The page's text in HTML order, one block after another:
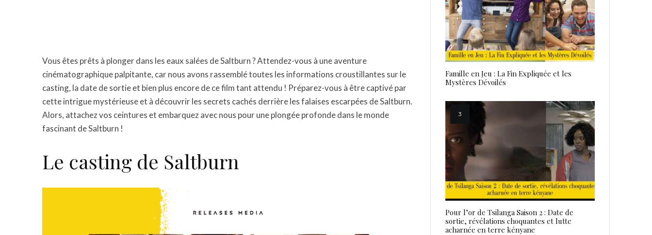
Vous êtes prêts à plonger dans les eaux salées de Saltburn ? Attendez-vous à une aventure
cinématographique palpitante, car nous avons rassemblé toutes les informations croustillantes sur le
casting, la date de sortie et bien plus encore de ce film tant attendu ! Préparez-vous à être captivé par
cette intrigue mystérieuse et à découvrir les secrets cachés derrière les falaises escarpées de Saltburn.
Alors, attachez vos ceintures et embarquez avec nous pour une plongée profonde dans le monde
fascinant de Saltburn !
Le casting de Saltburn
Famille en Jeu : La Fin Expliquée et les
Mystères Dévoilés
Pour l’or de Tsilanga Saison 2 : Date de
sortie, révélations choquantes et lutte
acharnée en terre kényane